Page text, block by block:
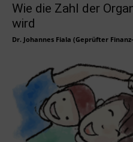
Wie die Zahl der
wird
Dr. Johannes Fiala (Geprüfter